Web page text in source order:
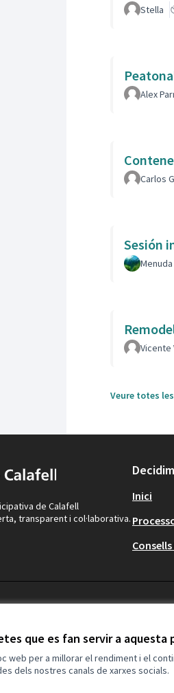
que es fan servir a aquesta
web per a millorar el rendiment i el
dels nostres canals de xarxes socials.
Stella
Alex
Carlos
Sesión
Menuda
Vicente
Veure totes
de Calafell
transparent i col·laborativa.
Decidim
Inici